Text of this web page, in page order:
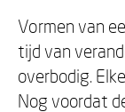
Vormen van
tijd van
overbodig.
Nog voordat